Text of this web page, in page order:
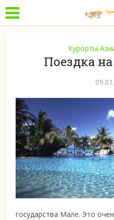
Курорты
Поездка
государства Мале. Это